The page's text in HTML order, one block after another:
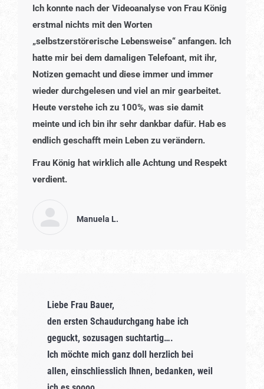
Ich konnte nach der Videoanalyse von Frau König
erstmal nichts mit den Worten
„selbstzerstörerische Lebensweise“ anfangen. Ich
hatte mir bei dem damaligen Telefoant, mit ihr,
Notizen gemacht und diese immer und immer
wieder durchgelesen und viel an mir gearbeitet.
Heute verstehe ich zu 100%, was sie damit
meinte und ich bin ihr sehr dankbar dafür. Hab es
endlich geschafft mein Leben zu verändern.
Frau König hat wirklich alle Achtung und Respekt
verdient.
Manuela L.
Liebe Frau Bauer,
den ersten Schaudurchgang habe ich
geguckt, sozusagen suchtartig….
Ich möchte mich ganz doll herzlich bei
allen, einschliesslich Ihnen, bedanken, weil